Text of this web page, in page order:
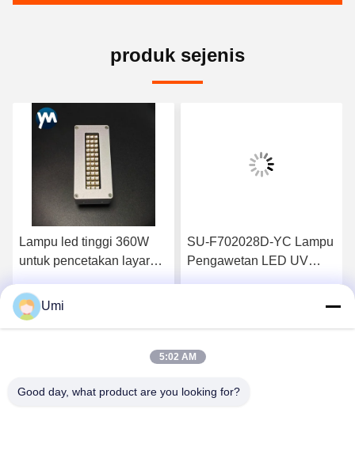
produk sejenis
Lampu led tinggi 360W
untuk pencetakan layar
tinta LED dan aplikasi
penyembuhan lem di
SU-F702028D-YC Lampu
Pengawetan LED UV
Umi
5:02 AM
Good day, what product are you looking for?